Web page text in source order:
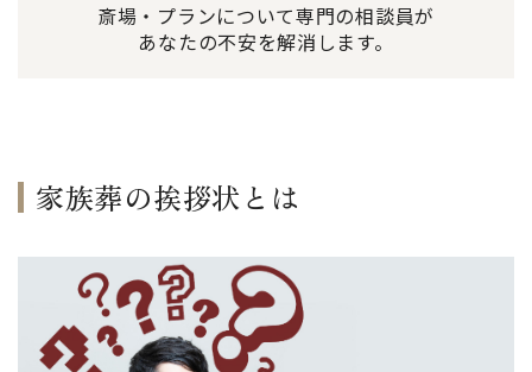
斎場・プランについて専門の相談員が
あなたの不安を解消します。
家族葬の挨拶状とは